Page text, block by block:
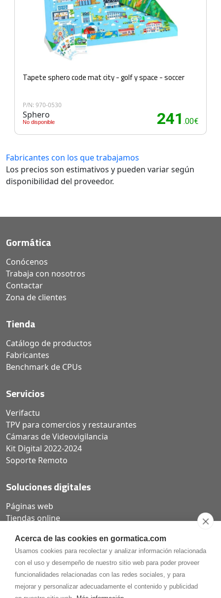
Acerca de las cookies en gormatica.com
Usamos cookies para recolectar y analizar información relacionada
con el uso y desempeño de nuestro sitio web para poder proveer
funcionalidades relacionadas con las redes sociales, y para
mejorar y personalizar adecuadamente el contenido y publicidad
Tapete sphero code mat city - golf y space - soccer
P/N: 970-0530
Sphero
No disponible 241 .00€
Fabricantes con los que trabajamos
Los precios son estimativos y pueden variar según
disponibilidad del proveedor.
Gormática
Conócenos
Trabaja con nosotros
Contactar
Zona de clientes
Tienda
Catálogo de productos
Fabricantes
Benchmark de CPUs
Servicios
Verifactu
TPV para comercios y restaurantes
Cámaras de Videovigilancia
Kit Digital 2022-2024
Soporte Remoto
Soluciones digitales
Páginas web
Tiendas online
975.368.262